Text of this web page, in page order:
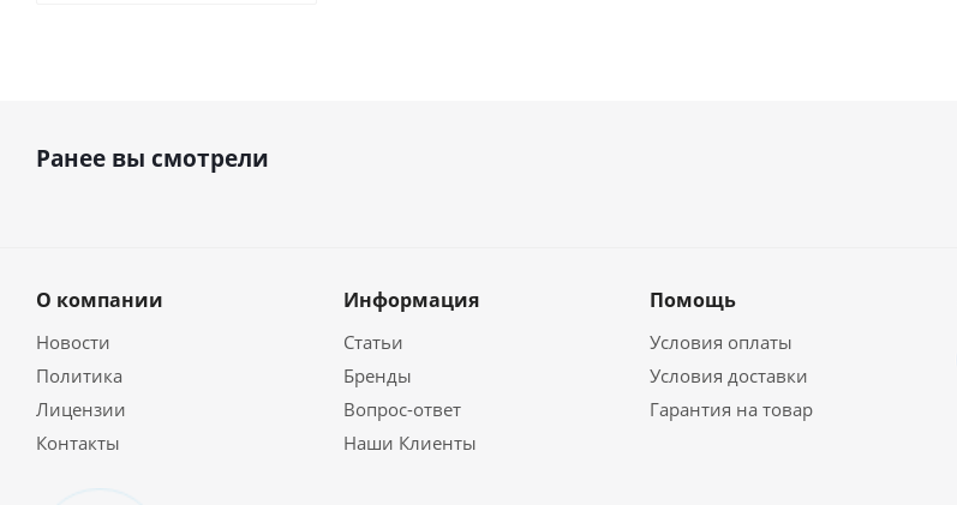
Ранее вы смотрели
О компании
Новости
Политика
Лицензии
Контакты
Информация
Статьи
Бренды
Вопрос-ответ
Наши Клиенты
Помощь
Условия оплаты
Условия доставки
Гарантия на товар